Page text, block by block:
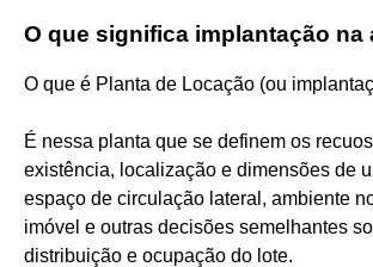
O que significa implantação na
O que é Planta de Locação (ou
É nessa planta que se definem os
existência, localização e dimensões de
espaço de circulação lateral, ambiente
imóvel e outras decisões semelhantes
distribuição e ocupação do lote.